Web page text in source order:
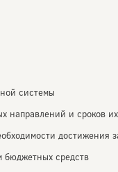
системы
направлений и сроков
достижения
бюджетных средств